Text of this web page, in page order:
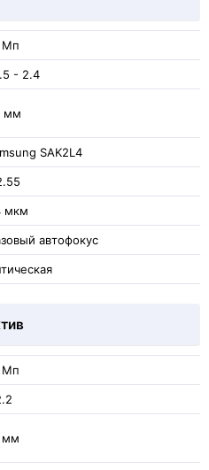
Мп
- 2.4
мм
SAK2L4
мкм
автофокус
Мп
мм